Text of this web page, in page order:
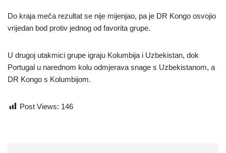
Do kraja meča rezultat se nije mijenjao, pa je DR Kongo osvojio
vrijedan bod protiv jednog od favorita grupe.
U drugoj utakmici grupe igraju Kolumbija i Uzbekistan, dok
Portugal u narednom kolu odmjerava snage s Uzbekistanom, a
DR Kongo s Kolumbijom.
Post Views: 146